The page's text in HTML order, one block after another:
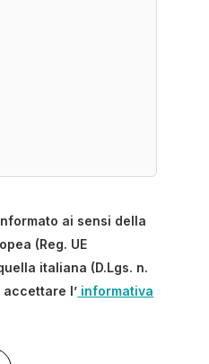
ai sensi della
(Reg. UE
italiana (D.Lgs. n.
l’ informativa